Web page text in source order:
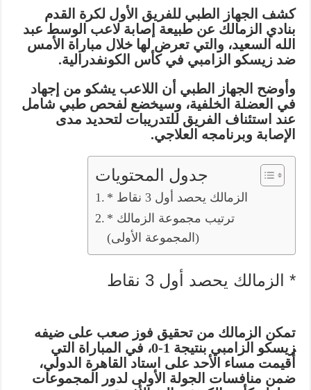
كشف الجهاز الطبي للفريق الأول لكرة القدم
بنادي الزمالك عن طبيعة إصابة لاعب الوسط عبد
الله السعيد، والتي تعرض لها خلال مباراة الأمس
ضد زيسكو الزامبي في كأس الكونفدرالية.
وأوضح الجهاز الطبي أن اللاعب يشكو من إجهاد
في العضلة الخلفية، وسيخضع لفحص طبي شامل
عند استئناف الفريق للتدريبات لتحديد مدى
الإصابة وبرنامجه العلاجي.
جدول المحتويات
* الزمالك يحصد أول 3 نقاط
* ترتيب مجموعة الزمالك
(المجموعة الأولى)
* الزمالك يحصد أول 3 نقاط
تمكن الزمالك من تحقيق فوز صعب على ضيفه
زيسكو الزامبي بنتيجة 1-0
، في المباراة التي
أُقيمت مساء الأحد على استاد القاهرة الدولي،
ضمن منافسات الجولة الأولى لدور المجموعات